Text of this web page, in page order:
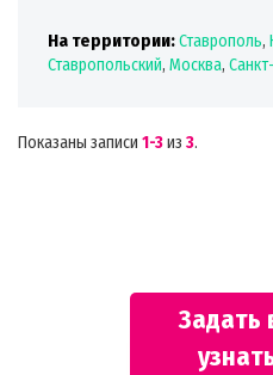
На территории:Ставрополь,
Ставропольский, Москва,
Показаны записи 1-3из 3.
Задать